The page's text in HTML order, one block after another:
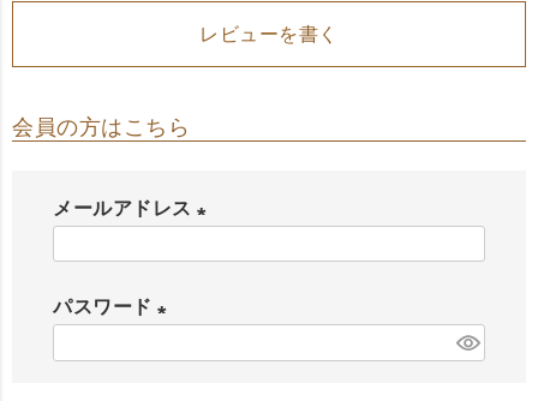
レビューを書く
会員の方はこちら
メールアドレス
須
パスワード